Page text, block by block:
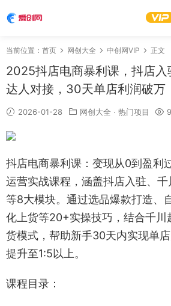
当前位置： 首页 网创大全 中创网VIP 正文
2025抖店电商暴利课，抖店入
达人对接，30天单店利润破万
2026-01-28 网创大全 · 热门项目
抖店电商暴利课：变现从0到盈利
运营实战课程，涵盖抖店入驻、
等8大模块。通过选品爆款打造、
化上货等20+实操技巧，结合千川
货模式，帮助新手30天内实现单
提升至1:5以上。
课程目录：